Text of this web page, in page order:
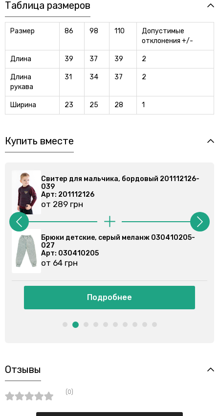
Таблица размеров
Размер 86 98 110
Допустимые
отклонения +/-
Длина 39 37 39 2
Длина
рукава
31 34 37 2
Ширина 23 25 28 1
Купить вместе
бордовый 201112126-
меланж 030410205-
Свитер для мальчика,
Брюки спортивные,
Отзывы
(0)